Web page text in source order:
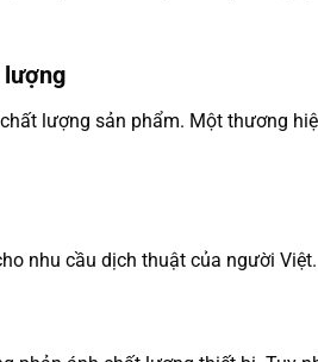
lượng
lượng sản phẩm. Một thương
nhu cầu dịch thuật của người Việt.